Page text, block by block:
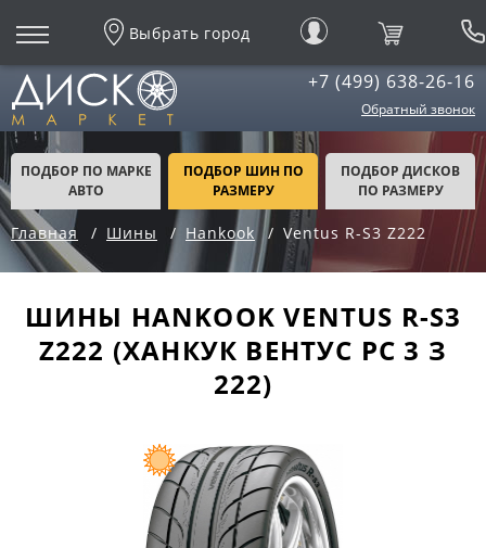
Выбрать город
+7 (499) 638-26-16
Обратный звонок
ПОДБОР ПО МАРКЕ
АВТО
ПОДБОР ШИН ПО
РАЗМЕРУ
ПОДБОР ДИСКОВ
ПО РАЗМЕРУ
Главная Шины Hankook Ventus R-S3 Z222
ШИНЫ HANKOOK VENTUS R-S3
Z222 (ХАНКУК ВЕНТУС РС 3 З
222)